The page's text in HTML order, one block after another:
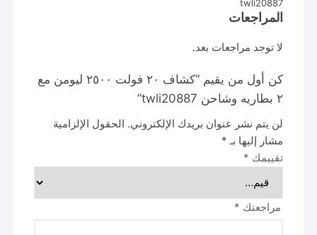
twli20887
المراجعات
لا توجد مراجعات بعد.
كن أول من يقيم “كشاف ٢٠ فولت ٢٥٠٠ ليومن مع
٢ بطاريه وشاحن twli20887”
لن يتم نشر عنوان بريدك الإلكتروني. الحقول الإلزامية
مشار إليها بـ *
تقييمك *
مراجعتك *